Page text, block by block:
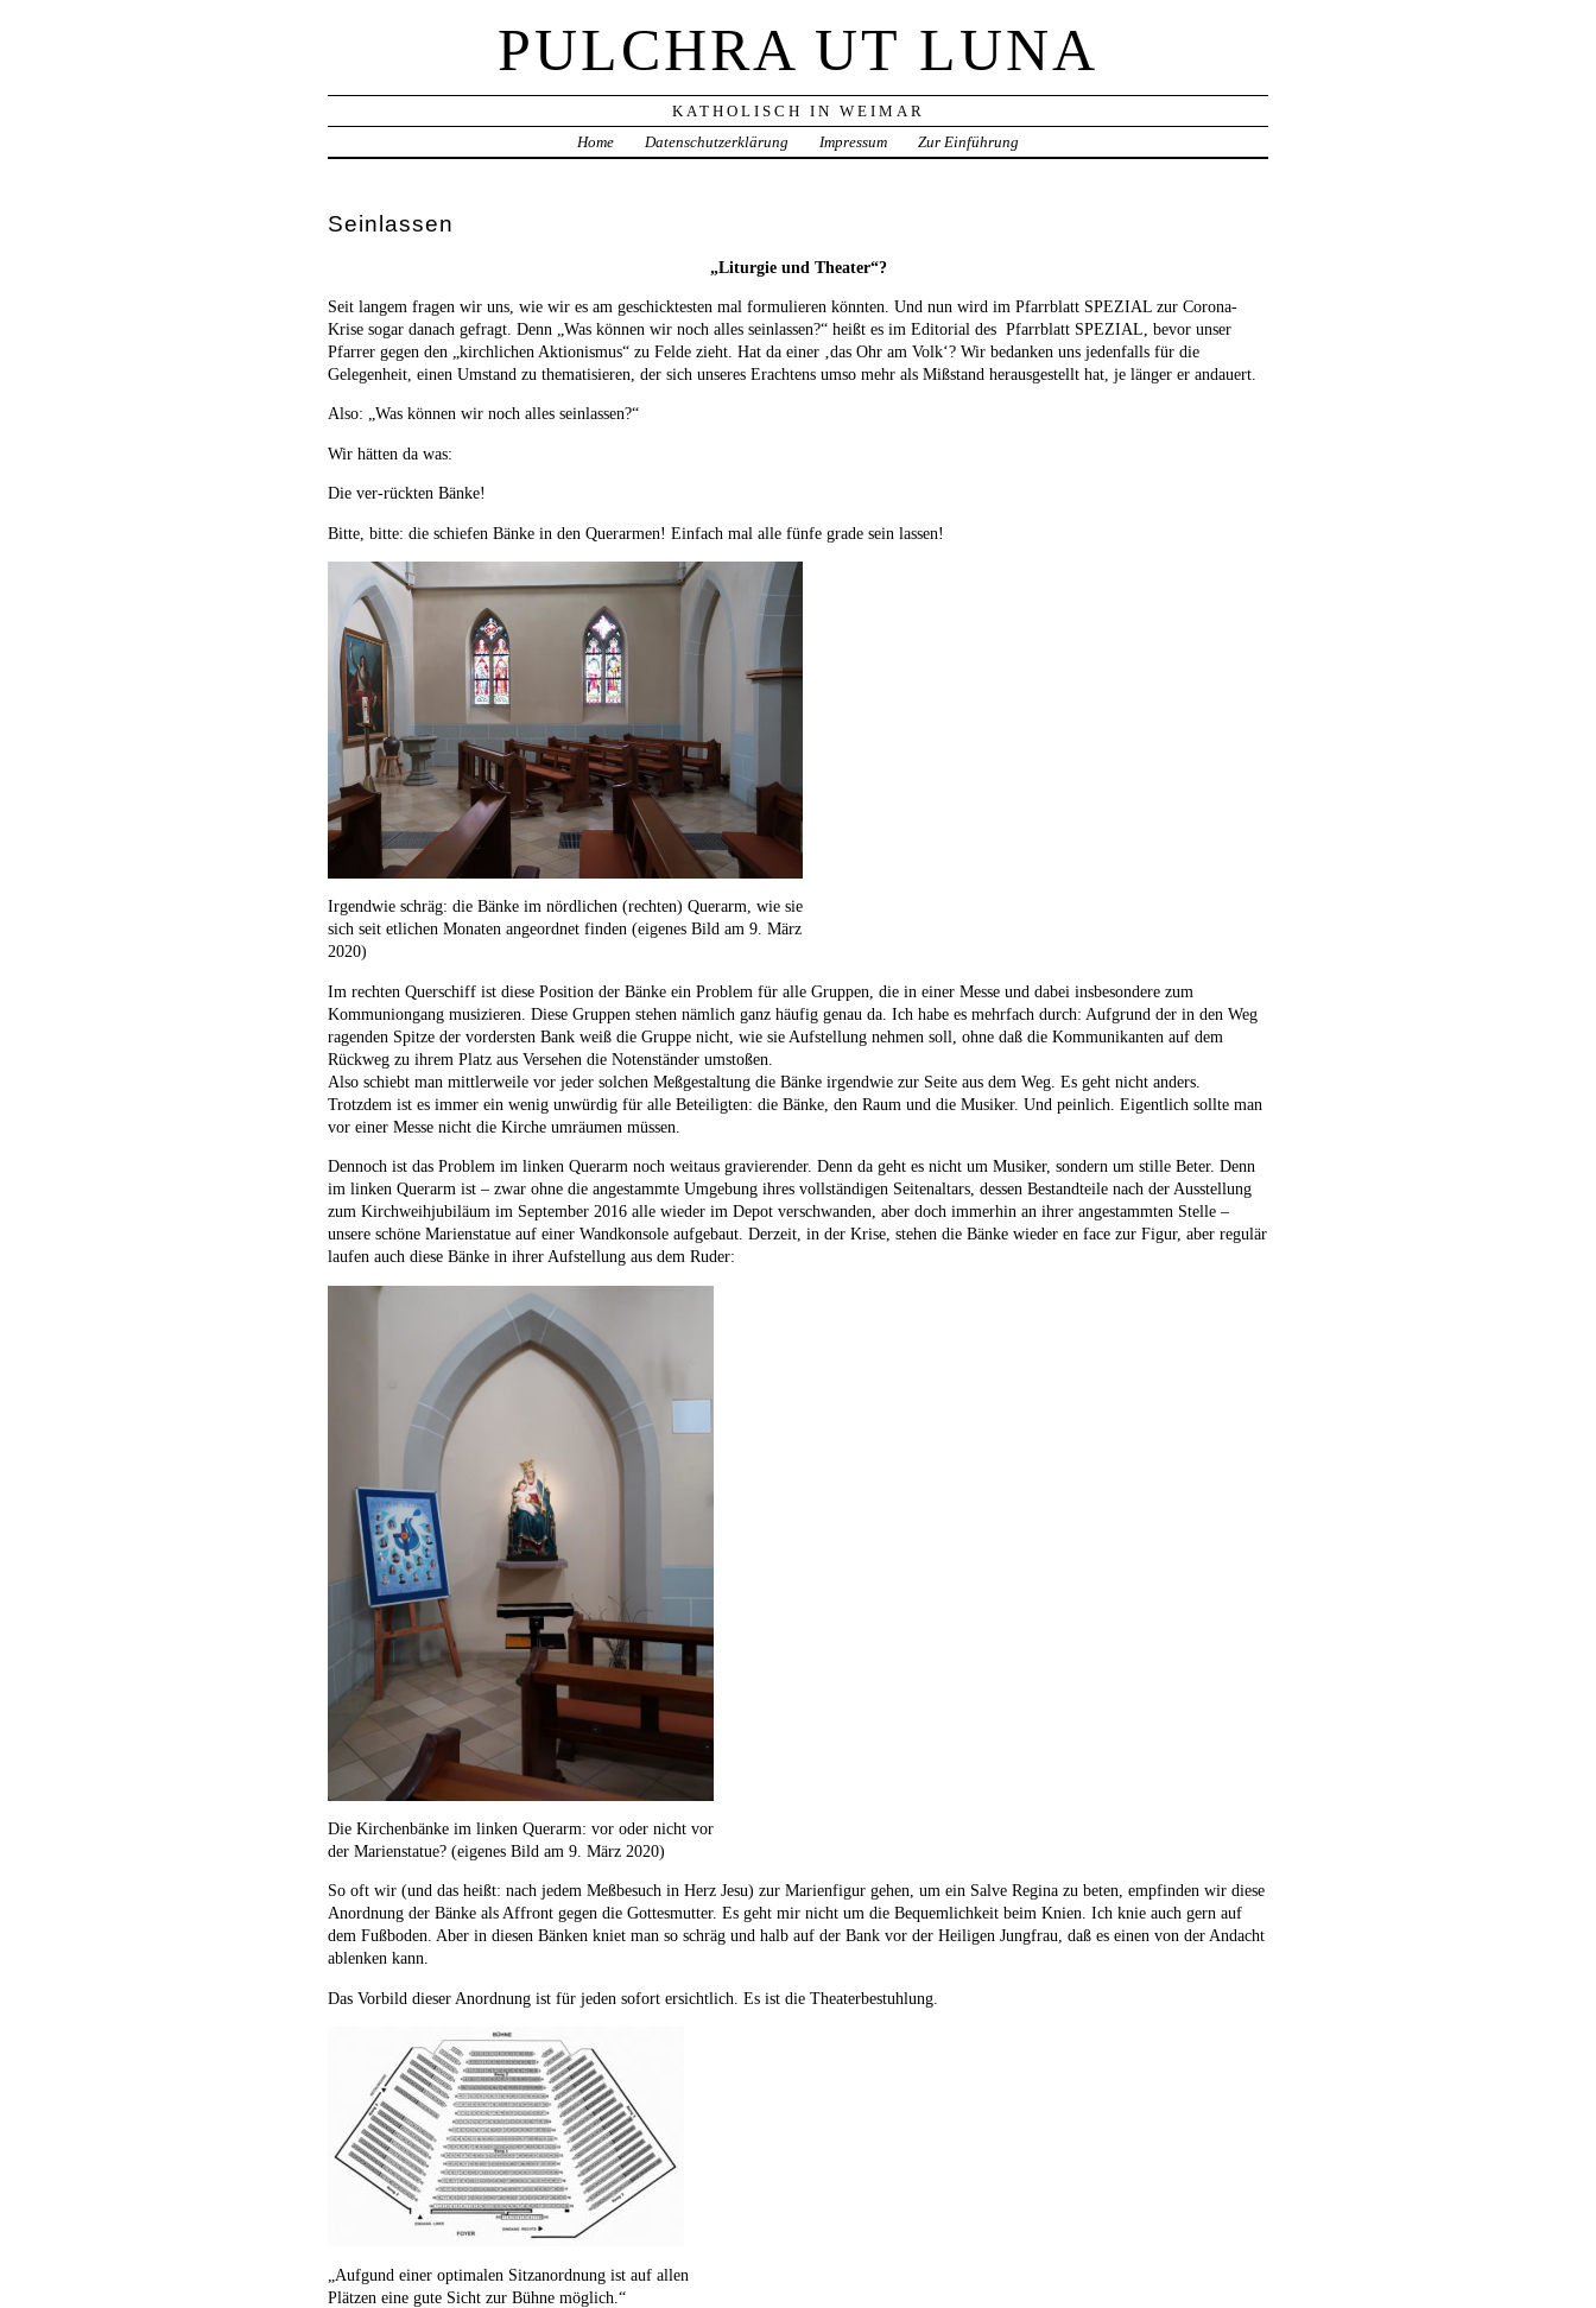
PULCHRA UT LUNA
KATHOLISCH IN WEIMAR
Home
Datenschutzerklärung Impressum Zur Einführung
Seinlassen
„Liturgie und Theater“?
Seit langem fragen wir uns, wie wir es am geschicktesten mal formulieren könnten. Und nun wird im Pfarrblatt SPEZIAL zur Corona-
Krise sogar danach gefragt. Denn „Was können wir noch alles seinlassen?“ heißt es im Editorial des Pfarrblatt SPEZIAL , bevor unser
Pfarrer gegen den „kirchlichen Aktionismus“ zu Felde zieht. Hat da einer ‚das Ohr am Volk‘? Wir bedanken uns jedenfalls für die
Gelegenheit, einen Umstand zu thematisieren, der sich unseres Erachtens umso mehr als Mißstand herausgestellt hat, je länger er andauert.
Also: „Was können wir noch alles seinlassen?“
Wir hätten da was:
Die ver-rückten Bänke!
Bitte, bitte: die schiefen Bänke in den Querarmen! Einfach mal alle fünfe grade sein lassen!
Irgendwie schräg: die Bänke im nördlichen (rechten) Querarm, wie sie
sich seit etlichen Monaten angeordnet finden (eigenes Bild am 9. März
2020)
Im rechten Querschiff ist diese Position der Bänke ein Problem für alle Gruppen, die in einer Messe und dabei insbesondere zum
Kommuniongang musizieren. Diese Gruppen stehen nämlich ganz häufig genau da. Ich habe es mehrfach durch: Aufgrund der in den Weg
ragenden Spitze der vordersten Bank weiß die Gruppe nicht, wie sie Aufstellung nehmen soll, ohne daß die Kommunikanten auf dem
Rückweg zu ihrem Platz aus Versehen die Notenständer umstoßen.
Also schiebt man mittlerweile vor jeder solchen Meßgestaltung die Bänke irgendwie zur Seite aus dem Weg. Es geht nicht anders.
Trotzdem ist es immer ein wenig unwürdig für alle Beteiligten: die Bänke, den Raum und die Musiker. Und peinlich. Eigentlich sollte man
vor einer Messe nicht die Kirche umräumen müssen.
Dennoch ist das Problem im linken Querarm noch weitaus gravierender. Denn da geht es nicht um Musiker, sondern um stille Beter. Denn
im linken Querarm ist – zwar ohne die angestammte Umgebung ihres vollständigen Seitenaltars, dessen Bestandteile nach der Ausstellung
zum Kirchweihjubiläum im September 2016 alle wieder im Depot verschwanden, aber doch immerhin an ihrer angestammten Stelle –
unsere schöne Marienstatue auf einer Wandkonsole aufgebaut. Derzeit, in der Krise, stehen die Bänke wieder en face zur Figur, aber regulär
laufen auch diese Bänke in ihrer Aufstellung aus dem Ruder:
Die Kirchenbänke im linken Querarm: vor oder nicht vor
der Marienstatue? (eigenes Bild am 9. März 2020)
So oft wir (und das heißt: nach jedem Meßbesuch in Herz Jesu) zur Marienfigur gehen, um ein Salve Regina zu beten, empfinden wir diese
Anordnung der Bänke als Affront gegen die Gottesmutter. Es geht mir nicht um die Bequemlichkeit beim Knien. Ich knie auch gern auf
dem Fußboden. Aber in diesen Bänken kniet man so schräg und halb auf der Bank vor der Heiligen Jungfrau, daß es einen von der Andacht
ablenken kann.
Das Vorbild dieser Anordnung ist für jeden sofort ersichtlich. Es ist die Theaterbestuhlung.
„Aufgund einer optimalen Sitzanordnung ist auf allen
Plätzen eine gute Sicht zur Bühne möglich.“